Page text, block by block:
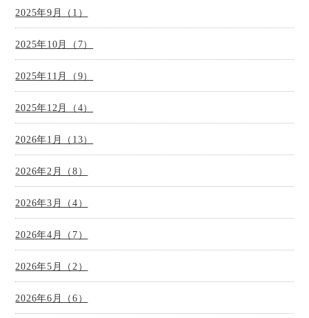
2025年9月（1）
2025年10月（7）
2025年11月（9）
2025年12月（4）
2026年1月（13）
2026年2月（8）
2026年3月（4）
2026年4月（7）
2026年5月（2）
2026年6月（6）